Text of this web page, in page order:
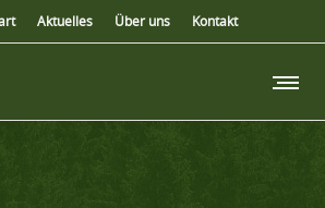
Aktuelles Über uns Kontakt